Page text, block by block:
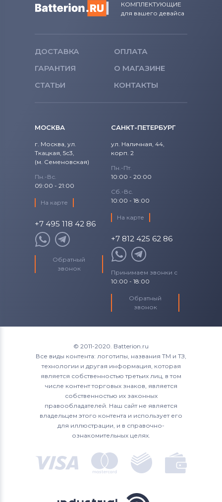
КОМПЛЕКТУЮЩИЕ
для вашего девайса
ДОСТАВКА
ОПЛАТА
ГАРАНТИЯ
О МАГАЗИНЕ
СТАТЬИ
КОНТАКТЫ
МОСКВА
г. Москва, ул.
Ткацкая, 5с3,
(м. Семеновская)
Пн.-Вс.
09:00 - 21:00
На карте
+7 495 118 42 86
Обратный
звонок
САНКТ-ПЕТЕРБУРГ
ул. Наличная, 44,
корп. 2
Пн.-Пт.
10:00 - 20:00
Сб.-Вс.
10:00 - 18:00
На карте
+7 812 425 62 86
Принимаем звонки с
10:00 - 18:00
Обратный
звонок
© 2011-2020. Batterion.ru
Все виды контента: логотипы, названия ТМ и ТЗ,
технологии и другая информация, которая
является собственностью третьих лиц, в том
числе контент торговых знаков, является
собственностью их законных
правообладателей. Наш сайт не является
владельцем этого контента и использует его
для иллюстрации, и в справочно-
ознакомительных целях.